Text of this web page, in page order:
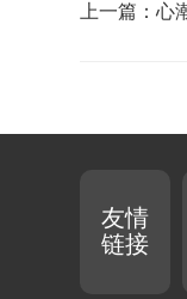
上一篇：
友情
链接